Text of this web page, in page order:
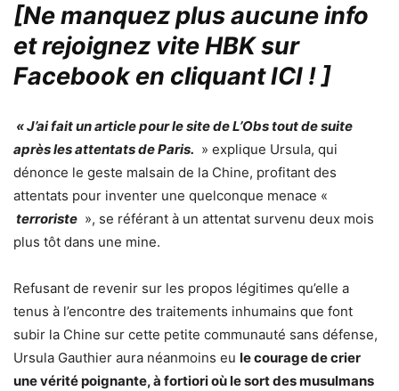
[Ne manquez plus aucune info
et rejoignez vite HBK sur
Facebook en cliquant ICI !]
« J’ai fait un article pour le site de L’Obs tout de suite
après les attentats de Paris. » explique Ursula, qui
dénonce le geste malsain de la Chine, profitant des
attentats pour inventer une quelconque menace «
terroriste », se référant à un attentat survenu deux mois
plus tôt dans une mine.
Refusant de revenir sur les propos légitimes qu’elle a
tenus à l’encontre des traitements inhumains que font
subir la Chine sur cette petite communauté sans défense,
Ursula Gauthier aura néanmoins eu le courage de crier
une vérité poignante, à fortiori où le sort des musulmans